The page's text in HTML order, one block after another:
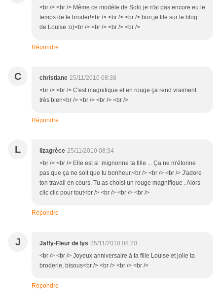
<br /> <br /> Même ce modèle de Solo je n'ai pas encore eu le
temps de le broder!<br /> <br /> <br /> bon,je file sur le blog
de Louise :o)<br /> <br /> <br /> <br />
Répondre
C christiane 25/11/2010 08:38
<br /> <br /> C'est magnifique et en rouge ça rend vraiment
très bien<br /> <br /> <br /> <br />
Répondre
L lizagrèce 25/11/2010 08:34
<br /> <br /> Elle est si mignonne ta fille ... Ça ne m'étonne
pas que ça ne soit que tu bonheur.<br /> <br /> <br /> J'adore
ton travail en cours. Tu as choisi un rouge magnifique . Alors
clic clic pour tout<br /> <br /> <br /> <br />
Répondre
J Jaffy-Fleur de lys 25/11/2010 08:20
<br /> <br /> Joyeux anniversaire à ta fille Louise et jolie ta
broderie, bisous<br /> <br /> <br /> <br />
Répondre